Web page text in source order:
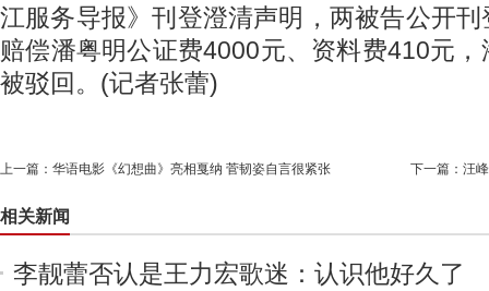
江服务导报》刊登澄清声明，两被告公开
赔偿潘粤明公证费4000元、资料费410元
被驳回。(记者张蕾)
上一篇： 华语电影《幻想曲》亮相戛纳 菅韧姿自言很紧张 下一篇： 汪
相关新闻
李靓蕾否认是王力宏歌迷：认识他好久了